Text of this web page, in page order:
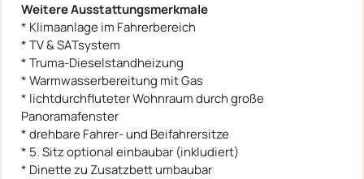
Weitere Ausstattungsmerkmale
* Klimaanlage im Fahrerbereich
* TV & SATsystem
* Truma-Dieselstandheizung
* Warmwasserbereitung mit Gas
* lichtdurchfluteter Wohnraum durch große
Panoramafenster
* drehbare Fahrer- und Beifahrersitze
* 5. Sitz optional einbaubar (inkludiert)
* Dinette zu Zusatzbett umbaubar